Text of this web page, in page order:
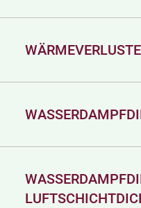
WÄRMEVERLUSTE